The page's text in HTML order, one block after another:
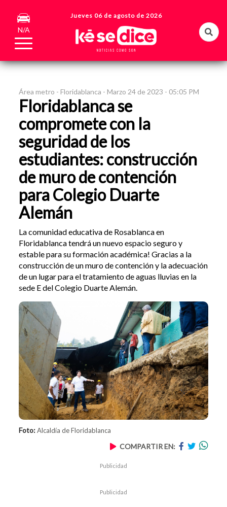
N/A
Jueves 06 de agosto de 2026
Área metro -Floridablanca -Marzo 24 de 2023 - 05:05 PM
Floridablanca se
compromete con la
seguridad de los
estudiantes: construcción
de muro de contención
para Colegio Duarte
Alemán
La comunidad educativa de Rosablanca en
Floridablanca tendrá un nuevo espacio seguro y
estable para su formación académica! Gracias a la
construcción de un muro de contención y la adecuación
de un lugar para el tratamiento de aguas lluvias en la
sede E del Colegio Duarte Alemán.
Foto:Alcaldía de Floridablanca
COMPARTIR EN:
Publicidad
Publicidad